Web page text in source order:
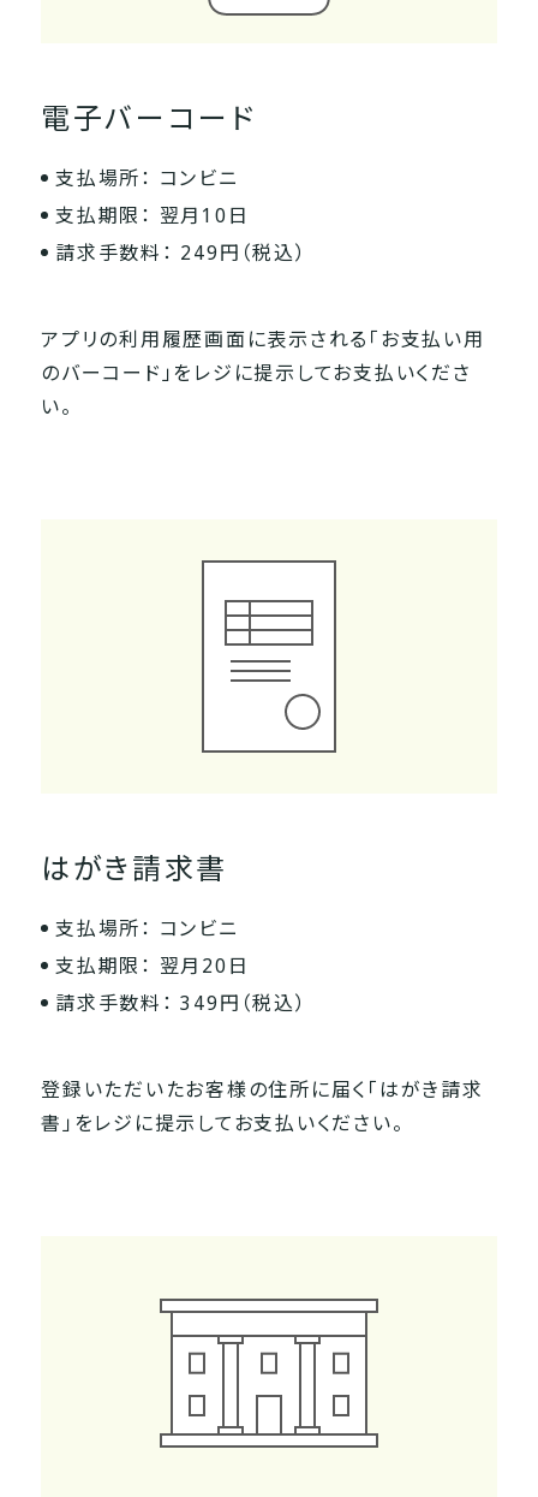
電子バーコード
支払場所： コンビニ
支払期限： 翌月10日
請求手数料： 249円（税込）
アプリの利用履歴画面に表示される「お支払い用
のバーコード」をレジに提示してお支払いくださ
い。
はがき請求書
支払場所： コンビニ
支払期限： 翌月20日
請求手数料： 349円（税込）
登録いただいたお客様の住所に届く「はがき請求
書」をレジに提示してお支払いください。